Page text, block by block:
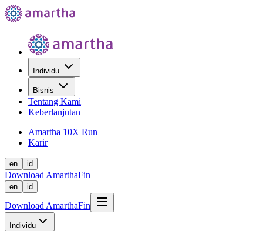
Individu
Bisnis
Tentang Kami
Keberlanjutan
Amartha 10X Run
Karir
en id
Download AmarthaFin
en id
Download AmarthaFin
Individu